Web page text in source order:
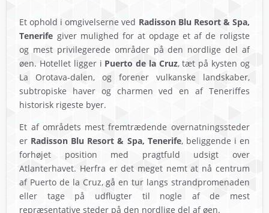
Et ophold i omgivelserne ved Radisson Blu Resort & Spa,
Tenerife giver mulighed for at opdage et af de roligste
og mest privilegerede områder på den nordlige del af
øen. Hotellet ligger i Puerto de la Cruz, tæt på kysten og
La Orotava-dalen, og forener vulkanske landskaber,
subtropiske haver og charmen ved en af Teneriffes
historisk rigeste byer.
Et af områdets mest fremtrædende overnatningssteder
er Radisson Blu Resort & Spa, Tenerife, beliggende i en
forhøjet position med pragtfuld udsigt over
Atlanterhavet. Herfra er det meget nemt at nå centrum
af Puerto de la Cruz, gå en tur langs strandpromenaden
eller tage på udflugter til nogle af de mest
repræsentative steder på den nordlige del af øen.